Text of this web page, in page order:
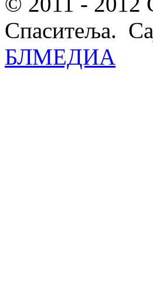
Спаситеља.
БЛМЕДИА